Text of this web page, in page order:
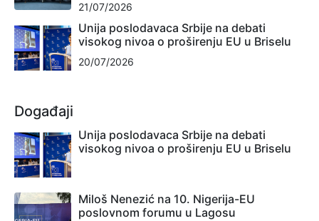
21/07/2026
Unija poslodavaca Srbije na debati
visokog nivoa o proširenju EU u Briselu
20/07/2026
Događaji
Unija poslodavaca Srbije na debati
visokog nivoa o proširenju EU u Briselu
Miloš Nenezić na 10. Nigerija-EU
poslovnom forumu u Lagosu